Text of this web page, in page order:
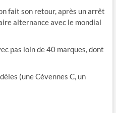
fait son retour, après un arrêt
alternance avec le mondial
pas loin de 40 marques, dont
(une Cévennes C, un